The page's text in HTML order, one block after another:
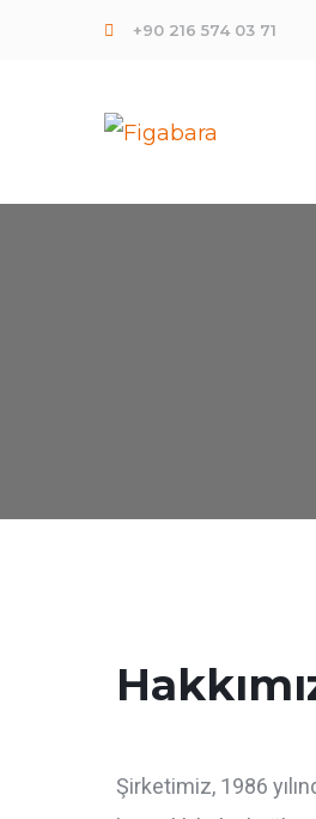
+90 216 574 03 71
Şirketimiz, 1986